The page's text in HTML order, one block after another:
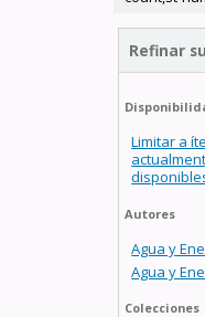
Refinar
Limitar a
Autores
Agua y
Agua y
Colecciones